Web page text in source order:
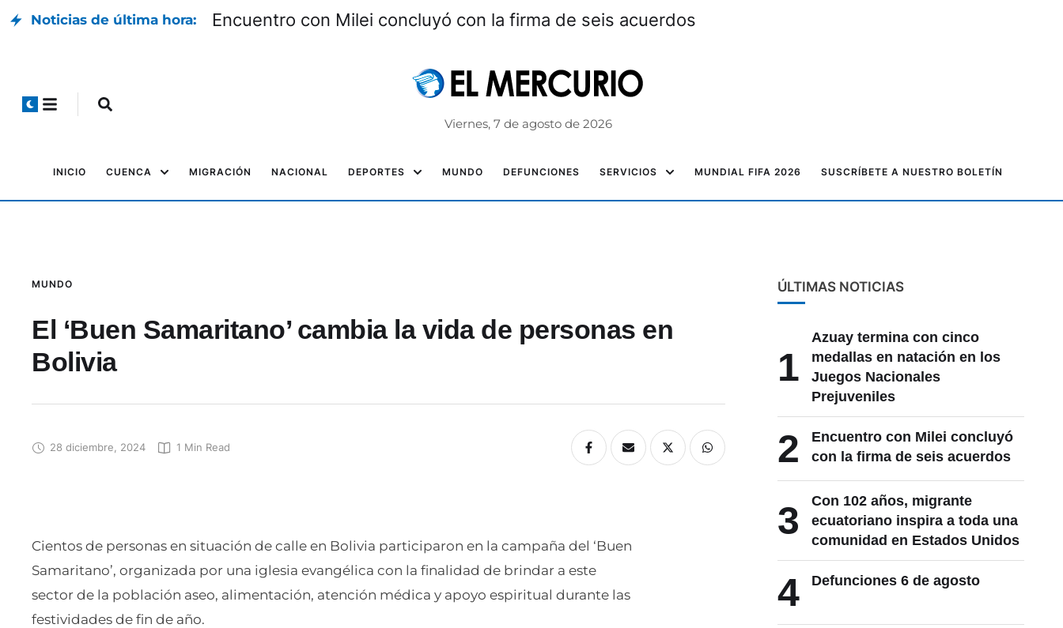
Noticias de última hora: Encuentro con Milei concluyó con la firma de seis acuerdos
Viernes, 7 de agosto de 2026
INICIO CUENCA MIGRACIÓN NACIONAL DEPORTES MUNDO DEFUNCIONES SERVICIOS MUNDIAL FIFA 2026 SUSCRÍBETE A NUESTRO BOLETÍN
MUNDO
El ‘Buen Samaritano’ cambia la vida de personas en
Bolivia
28 diciembre, 2024 1 Min Read
Cientos de personas en situación de calle en Bolivia participaron en la campaña del ‘Buen
Samaritano’, organizada por una iglesia evangélica con la finalidad de brindar a este
sector de la población aseo, alimentación, atención médica y apoyo espiritual durante las
festividades de fin de año.
ÚLTIMAS NOTICIAS
1
Azuay termina con cinco
medallas en natación en los
Juegos Nacionales
Prejuveniles
2
Encuentro con Milei concluyó
con la firma de seis acuerdos
3
Con 102 años, migrante
ecuatoriano inspira a toda una
comunidad en Estados Unidos
4 Defunciones 6 de agosto